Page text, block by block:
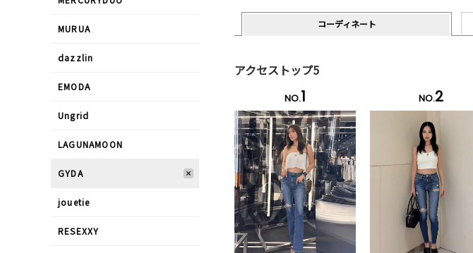
コーディネート
アクセストップ5
NO.1 NO.2
MURUA
dazzlin
EMODA
Ungrid
LAGUNAMOON
GYDA
jouetie
RESEXXY